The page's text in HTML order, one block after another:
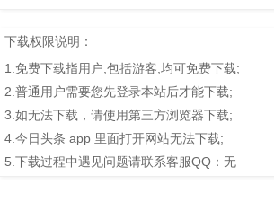
下载权限说明：
1.免费下载指用户,包括游客,均可免费下载;
2.普通用户需要您先登录本站后才能下载;
3.如无法下载，请使用第三方浏览器下载;
4.今日头条 app 里面打开网站无法下载;
5.下载过程中遇见问题请联系客服QQ：无